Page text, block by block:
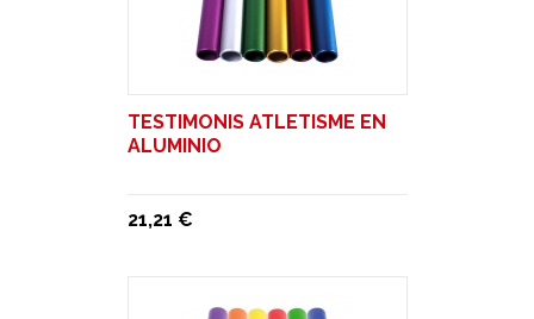
TESTIMONIS ATLETISME EN
ALUMINIO
21,21 €